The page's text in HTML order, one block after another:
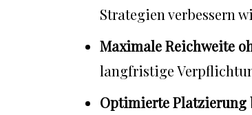
Strategien verbessern
Maximale Reichweite
langfristige
Optimierte Platzierung